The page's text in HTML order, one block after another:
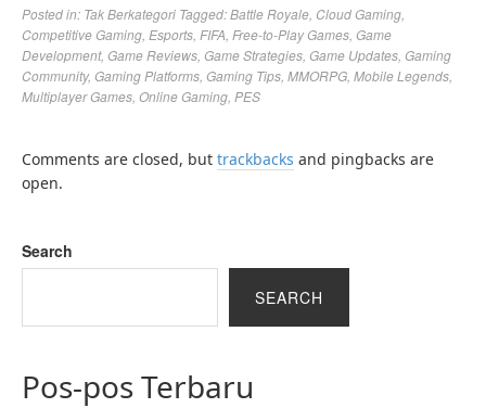
Posted in: Tak Berkategori Tagged:Battle Royale Cloud Gaming
Competitive Gaming Esports FIFA Free-to-Play Games Game
Development, Game Reviews Game Strategies Game Updates Gaming
Community, Gaming Platforms Gaming Tips MMORPG Mobile Legends
Multiplayer Games Online Gaming PES
Comments are closed, but trackbacks and pingbacks are
open.
Search
SEARCH
Pos-pos Terbaru